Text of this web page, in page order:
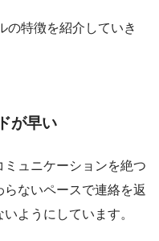
の特徴を紹介していき
が早い
ュニケーションを絶つ
ないペースで連絡を返
ようにしています。